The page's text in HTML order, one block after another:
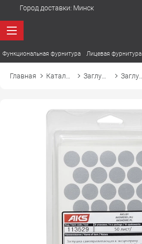
Город доставки: Минск
Функциональная фурнитура Лицевая фурнитура
Главная